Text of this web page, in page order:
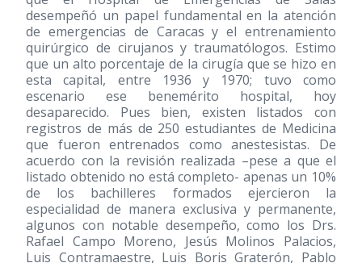
desempeñó un papel fundamental en la atención
de emergencias de Caracas y el entrenamiento
quirúrgico de cirujanos y traumatólogos. Estimo
que un alto porcentaje de la cirugía que se hizo en
esta capital, entre 1936 y 1970; tuvo como
escenario ese benemérito hospital, hoy
desaparecido. Pues bien, existen listados con
registros de más de 250 estudiantes de Medicina
que fueron entrenados como anestesistas. De
acuerdo con la revisión realizada –pese a que el
listado obtenido no está completo- apenas un 10%
de los bachilleres formados ejercieron la
especialidad de manera exclusiva y permanente,
algunos con notable desempeño, como los Drs.
Rafael Campo Moreno, Jesús Molinos Palacios,
Luis Contramaestre, Luis Boris Graterón, Pablo